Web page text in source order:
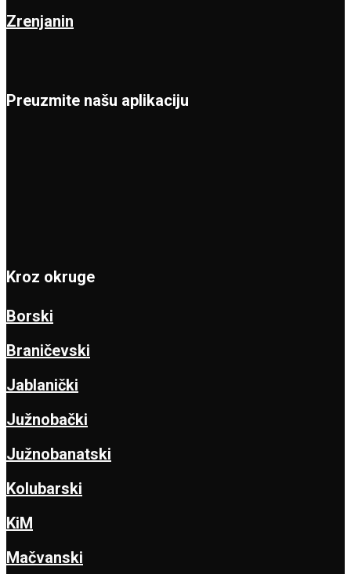
Zrenjanin
Preuzmite našu aplikaciju
Kroz okruge
Borski
Braničevski
Jablanički
Južnobački
Južnobanatski
Kolubarski
KiM
Mačvanski